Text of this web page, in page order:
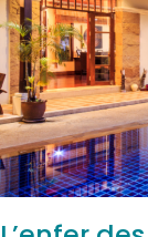
punaises
de
lit,
témoignage
d’une
victime